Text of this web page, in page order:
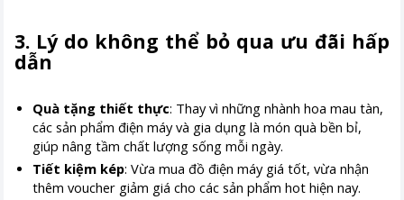
3. Lý do không thể bỏ qua ưu đãi hấp
dẫn
Quà tặng thiết thực: Thay vì những nhành hoa mau tàn,
các sản phẩm điện máy và gia dụng là món quà bền bỉ,
giúp nâng tầm chất lượng sống mỗi ngày.
Tiết kiệm kép: Vừa mua đồ điện máy giá tốt, vừa nhận
thêm voucher giảm giá cho các sản phẩm hot hiện nay.